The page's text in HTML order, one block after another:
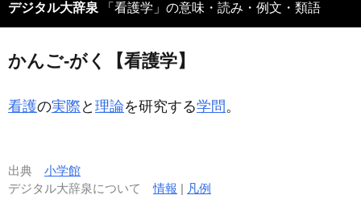
デジタル大辞泉 「看護学」の意味・読み・例文・類語
かんご‐がく【看護学】
看護の実際 と 理論を研究する学問。
出典 小学館
デジタル大辞泉について情報 | 凡例